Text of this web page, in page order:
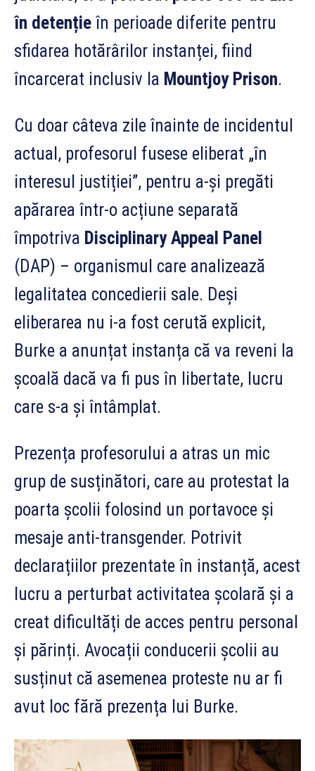
în detenție în perioade diferite pentru
sfidarea hotărârilor instanței, fiind
încarcerat inclusiv la Mountjoy Prison.
Cu doar câteva zile înainte de incidentul
actual, profesorul fusese eliberat „în
interesul justiției”, pentru a-și pregăti
apărarea într-o acțiune separată
împotriva Disciplinary Appeal Panel
(DAP) – organismul care analizează
legalitatea concedierii sale. Deși
eliberarea nu i-a fost cerută explicit,
Burke a anunțat instanța că va reveni la
școală dacă va fi pus în libertate, lucru
care s-a și întâmplat.
Prezența profesorului a atras un mic
grup de susținători, care au protestat la
poarta școlii folosind un portavoce și
mesaje anti-transgender. Potrivit
declarațiilor prezentate în instanță, acest
lucru a perturbat activitatea școlară și a
creat dificultăți de acces pentru personal
și părinți. Avocații conducerii școlii au
susținut că asemenea proteste nu ar fi
avut loc fără prezența lui Burke.